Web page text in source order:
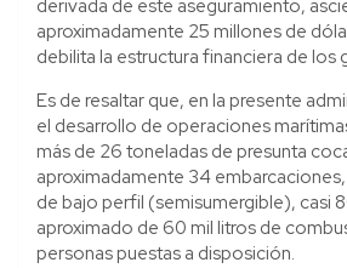
derivada de este aseguramiento,
aproximadamente 25 millones de
debilita la estructura financiera de los
Es de resaltar que, en la presente
el desarrollo de operaciones
más de 26 toneladas de presunta
aproximadamente 34
de bajo perfil (semisumergible), casi
aproximado de 60 mil litros de
personas puestas a disposición.